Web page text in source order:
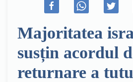
Majoritatea
susțin acordul
returnare a